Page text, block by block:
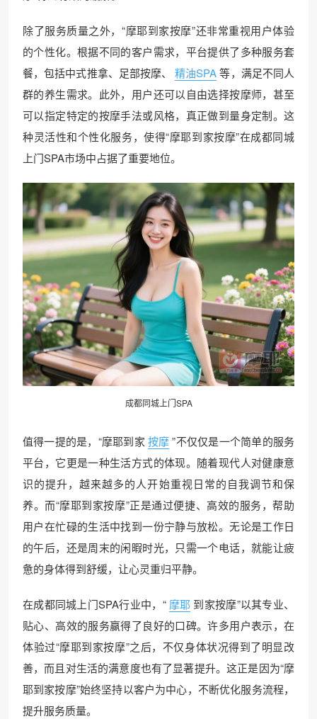
除了服务质量之外，“摩耶到家按摩”还非常重视用户体验
的个性化。根据不同的客户需求，平台提供了多种服务套
餐，包括中式推拿、足部按摩、
精油SPA 等，满足不同人
群的养生需求。此外，用户还可以自由选择按摩师，甚至
可以指定特定的按摩手法或风格，真正做到量身定制。这
种灵活性和个性化服务，使得“摩耶到家按摩”在成都同城
上门SPA市场中占据了重要地位。
成都同城上门SPA
值得一提的是，“摩耶到家 按摩 ”不仅仅是一个简单的服务
平台，它更是一种生活方式的体现。随着现代人对健康意
识的提升，越来越多的人开始重视日常的自我调节和保
养。而“摩耶到家按摩”正是通过便捷、高效的服务，帮助
用户在忙碌的生活中找到一份宁静与放松。无论是工作日
的午后，还是周末的闲暇时光，只需一个电话，就能让疲
惫的身体得到舒缓，让心灵重归平静。
在成都同城上门SPA行业中，“ 摩耶 到家按摩”以其专业、
贴心、高效的服务赢得了良好的口碑。许多用户表示，在
体验过“摩耶到家按摩”之后，不仅身体状况得到了明显改
善，而且对生活的满意度也有了显著提升。这正是因为“摩
耶到家按摩”始终坚持以客户为中心，不断优化服务流程，
提升服务质量。